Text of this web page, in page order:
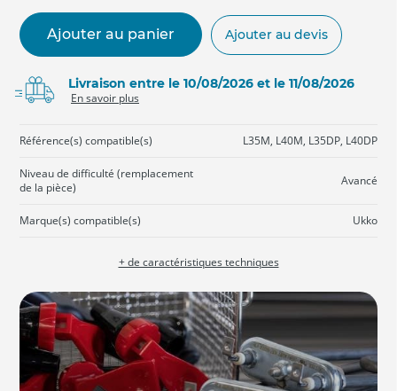
Ajouter au panier Ajouter au devis
Livraison entre le 10/08/2026 et le 11/08/2026
En savoir plus
Référence(s) compatible(s) L35M, L40M, L35DP, L40DP
Niveau de difficulté (remplacement
de la pièce)
Avancé
Marque(s) compatible(s) Ukko
+ de caractéristiques techniques